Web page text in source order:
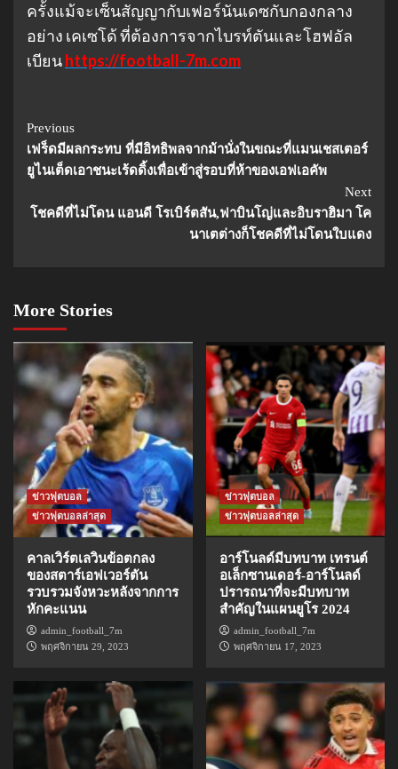
ครั้งแม้จะเซ็นสัญญากับเฟอร์นันเดซกับกองกลาง
อย่าง เคเซโด้ ที่ต้องการจากไบรท์ตันและโฮฟอัล
เบียนhttps://football-7m.com
Continue
Reading
Previous
เฟร็ดมีผลกระทบ ที่มีอิทธิพลจากม้านั่งในขณะที่แมนเชสเตอร์
ยูไนเต็ดเอาชนะเร้ดดิ้งเพื่อเข้าสู่รอบที่ห้าของเอฟเอคัพ
Next
โชคดีที่ไม่โดน แอนดี โรเบิร์ตสัน,ฟาบินโญ่และอิบราฮิมา โค
นาเตต่างก็โชคดีที่ไม่โดนใบแดง
More Stories
ข่าวฟุตบอล
ข่าวฟุตบอลล่าสุด
คาลเวิร์ตเลวินข้อตกลง
ของสตาร์เอฟเวอร์ตัน
รวบรวมจังหวะหลังจากการ
หักคะแนน
admin_football_7m
พฤศจิกายน 29, 2023
ข่าวฟุตบอล
ข่าวฟุตบอลล่าสุด
อาร์โนลด์มีบทบาท เทรนต์
อเล็กซานเดอร์-อาร์โนลด์
ปรารถนาที่จะมีบทบาท
สำคัญในแผนยูโร 2024
admin_football_7m
พฤศจิกายน 17, 2023